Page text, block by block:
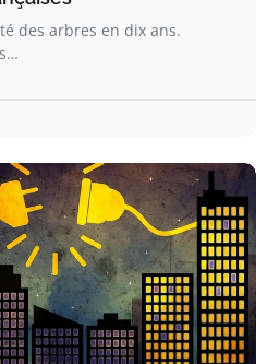
des arbres en dix ans.